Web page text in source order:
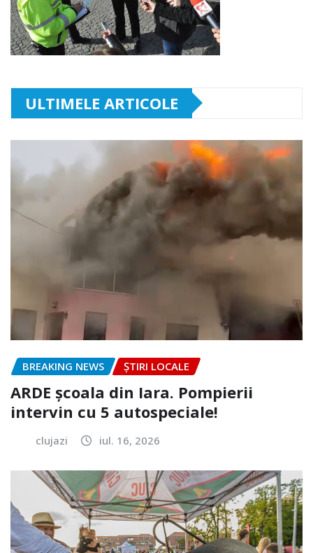
ULTIMELE ARTICOLE
BREAKING NEWS ȘTIRI LOCALE
ARDE școala din Iara. Pompierii
intervin cu 5 autospeciale!
clujazi iul. 16, 2026